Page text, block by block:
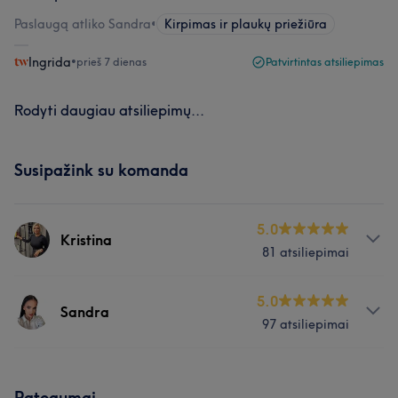
Paslaugą atliko Sandra• Kirpimas ir plaukų priežiūra
Ingrida•prieš 7 dienas Patvirtintas atsiliepimas
Rodyti daugiau atsiliepimų...
Susipažink su komanda
Kristina
5.0
81 atsiliepimai
Paslaugos
Mūsų klientų nuomonė apie darbuotoją: Kristina
Sandra
5.0
97 atsiliepimai